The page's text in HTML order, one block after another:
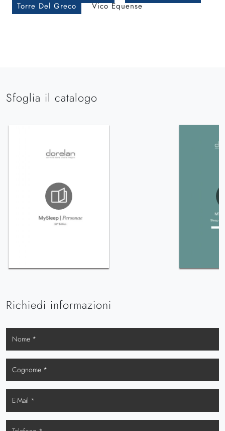
Torre Del Greco
Vico Equense
Sfoglia il catalogo
Richiedi informazioni